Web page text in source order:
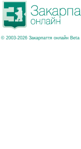
© 2003-2026 Закарпаття онлайн Beta